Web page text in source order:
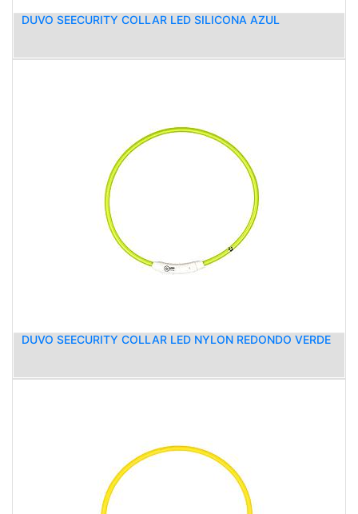
DUVO SEECURITY COLLAR LED SILICONA AZUL
DUVO SEECURITY COLLAR LED NYLON REDONDO VERDE